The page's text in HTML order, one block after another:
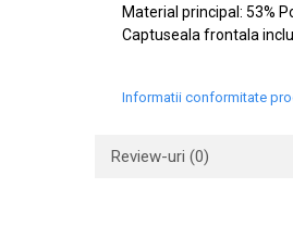
Material principal: 53%
Captuseala frontala
Informatii conformitate
Review-uri (0)